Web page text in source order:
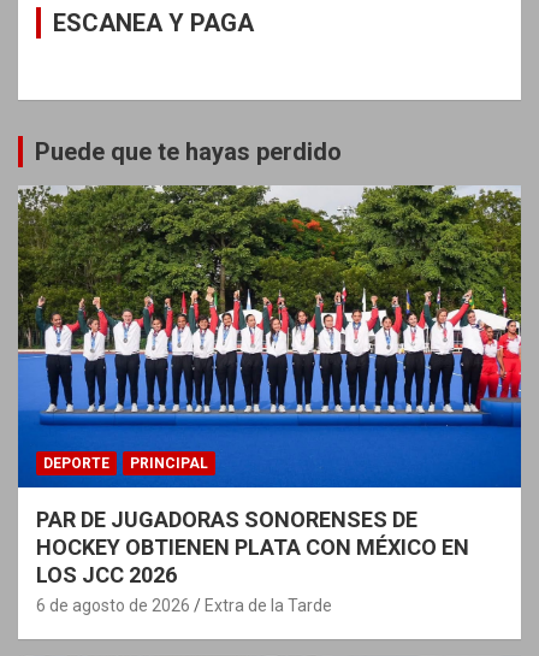
ESCANEA Y PAGA
Puede que te hayas perdido
DEPORTE PRINCIPAL
PAR DE JUGADORAS SONORENSES DE
HOCKEY OBTIENEN PLATA CON MÉXICO EN
LOS JCC 2026
6 de agosto de 2026 Extra de la Tarde